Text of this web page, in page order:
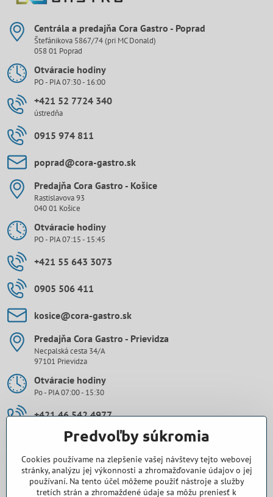
Centrála a predajňa Cora Gastro - Poprad
Štefánikova 5867/74 (pri MC Donald)
058 01 Poprad
Otváracie hodiny
PO - PIA 07:30 - 16:00
+421 52 7724 340
ústredňa
0915 974 811
poprad​@cora-gastro​.sk
Predajňa Cora Gastro - Košice
Rastislavova 93
040 01 Košice
Otváracie hodiny
PO - PIA 07:15 - 15:45
+421 55 643 3073
0905 506 411
kosice​@cora-gastro​.sk
Predajňa Cora Gastro - Prievidza
Necpalská cesta 34/A
97101 Prievidza
Otváracie hodiny
Po - PIA 07:00 - 15:30
+421 46 542 4977
0907 971 896
prievidza​@cora-gastro​.sk
Predvoľby súkromia
Cookies používame na zlepšenie vašej návštevy tejto webovej
stránky, analýzu jej výkonnosti a zhromažďovanie údajov o jej
používaní. Na tento účel môžeme použiť nástroje a služby
tretích strán a zhromaždené údaje sa môžu preniesť k